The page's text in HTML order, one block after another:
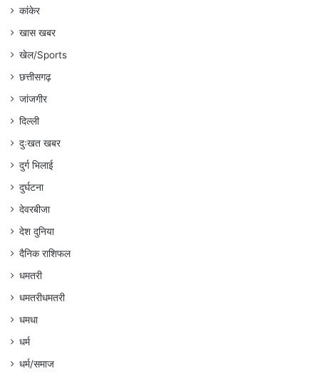
कांकेर
खास खबर
खेल/Sports
छत्तीसगढ़
जांजगीर
दिल्ली
दुःखत खबर
दुर्ग भिलाई
दुर्घटना
देवरबीजा
देश दुनिया
दैनिक राशिफल
धमतरी
धमतरीधमतरी
धमधा
धर्म
धर्म/समाज